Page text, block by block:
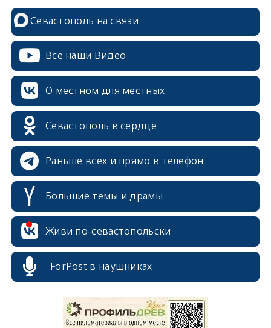
Севастополь на связи
Все наши Видео
О местном для местных
Севастополь в сердце
Раньше всех и прямо в телефон
Большие темы и драмы
Живи по-севастопольски
ForPost в наушниках
erid: 2SDnjcrDNw6